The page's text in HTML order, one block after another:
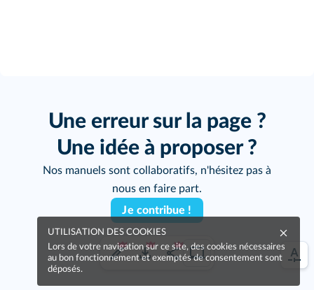
Une erreur sur la page ?
Une idée à proposer ?
Nos manuels sont collaboratifs, n'hésitez pas à
nous en faire part.
Je contribue !
UTILISATION DES COOKIES
Lors de votre navigation sur ce site, des cookies nécessaires
au bon fonctionnement et exemptés de consentement sont
déposés.